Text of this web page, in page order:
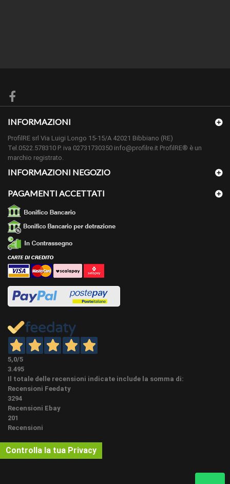
INFORMAZIONI
ProfilRE srl Via Luigi Longo 15-15/A 42021 Bibbiano (RE)
Tel.0522.578310 P. iva 02731730350 info@profilre.it ProfilRE® è un
marchio registrato.
INFORMAZIONI NEGOZIO
PAGAMENTI ACCETTATI
5,0/5
3.495
Il totale delle recensioni indicate include la somma di:
Recensioni Feedaty
3294
Recensioni Ebay
201
Recensioni
Controlla la tua Privacy